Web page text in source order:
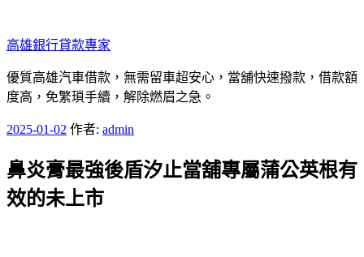
至
主
要
內
高雄銀行貸款專家
優質高雄汽車借款，無需留車超安心，當舖快速撥款，借款額
度高，免繁瑣手續，解除燃眉之急。
發
於
2025-01-02 作者: admin
鼻炎膏最強後盾汐止當舖專屬蒲公英根有
效的未上市